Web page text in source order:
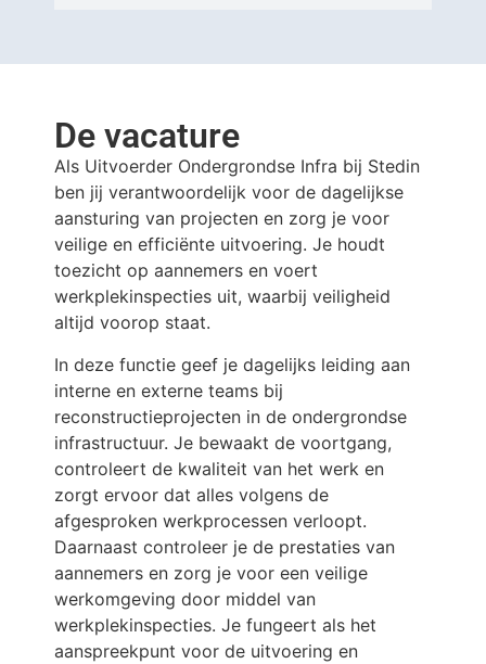
De vacature
Als Uitvoerder Ondergrondse Infra bij Stedin
ben jij verantwoordelijk voor de dagelijkse
aansturing van projecten en zorg je voor
veilige en efficiënte uitvoering. Je houdt
toezicht op aannemers en voert
werkplekinspecties uit, waarbij veiligheid
altijd voorop staat.
In deze functie geef je dagelijks leiding aan
interne en externe teams bij
reconstructieprojecten in de ondergrondse
infrastructuur. Je bewaakt de voortgang,
controleert de kwaliteit van het werk en
zorgt ervoor dat alles volgens de
afgesproken werkprocessen verloopt.
Daarnaast controleer je de prestaties van
aannemers en zorg je voor een veilige
werkomgeving door middel van
werkplekinspecties. Je fungeert als het
aanspreekpunt voor de uitvoering en